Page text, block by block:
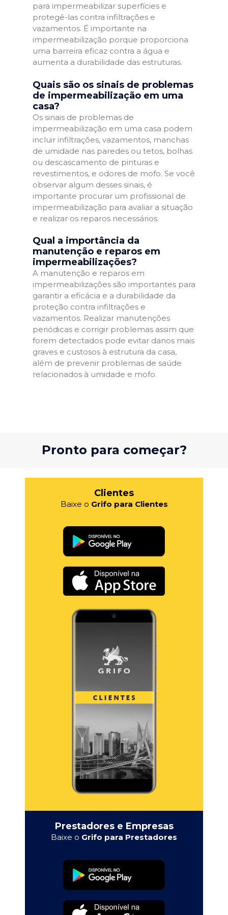
para impermeabilizar superfícies e
protegê-las contra infiltrações e
vazamentos. É importante na
impermeabilização porque proporciona
uma barreira eficaz contra a água e
aumenta a durabilidade das estruturas.
Quais são os sinais de problemas
de impermeabilização em uma
casa?
Os sinais de problemas de
impermeabilização em uma casa podem
incluir infiltrações, vazamentos, manchas
de umidade nas paredes ou tetos, bolhas
ou descascamento de pinturas e
revestimentos, e odores de mofo. Se você
observar algum desses sinais, é
importante procurar um profissional de
impermeabilização para avaliar a situação
e realizar os reparos necessários.
Qual a importância da
manutenção e reparos em
impermeabilizações?
A manutenção e reparos em
impermeabilizações são importantes para
garantir a eficácia e a durabilidade da
proteção contra infiltrações e
vazamentos. Realizar manutenções
periódicas e corrigir problemas assim que
forem detectados pode evitar danos mais
graves e custosos à estrutura da casa,
além de prevenir problemas de saúde
relacionados à umidade e mofo.
Pronto para começar?
Clientes
Baixe o Grifo para Clientes
Prestadores e Empresas
Baixe o Grifo para Prestadores